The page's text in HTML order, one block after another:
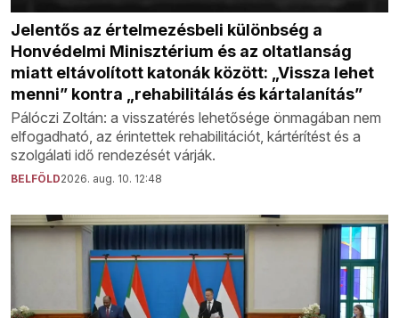
Jelentős az értelmezésbeli különbség a
Honvédelmi Minisztérium és az oltatlanság
miatt eltávolított katonák között: „Vissza lehet
menni” kontra „rehabilitálás és kártalanítás”
Pálóczi Zoltán: a visszatérés lehetősége önmagában nem
elfogadható, az érintettek rehabilitációt, kártérítést és a
szolgálati idő rendezését várják.
BELFÖLD2026. aug. 10. 12:48